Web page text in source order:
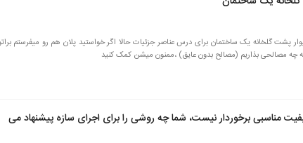
گلخانه یک ساختمان برای درس عناصر جزئیات حالا اگر خواستید پلان هم رو میفرستم
مصالحی بذاریم (مصالح بدون عایق) ،ممنون میشن کمک کنید
مناسبی برخوردار نیست، شما چه روشی را برای اجرای سازه پیشنهاد می